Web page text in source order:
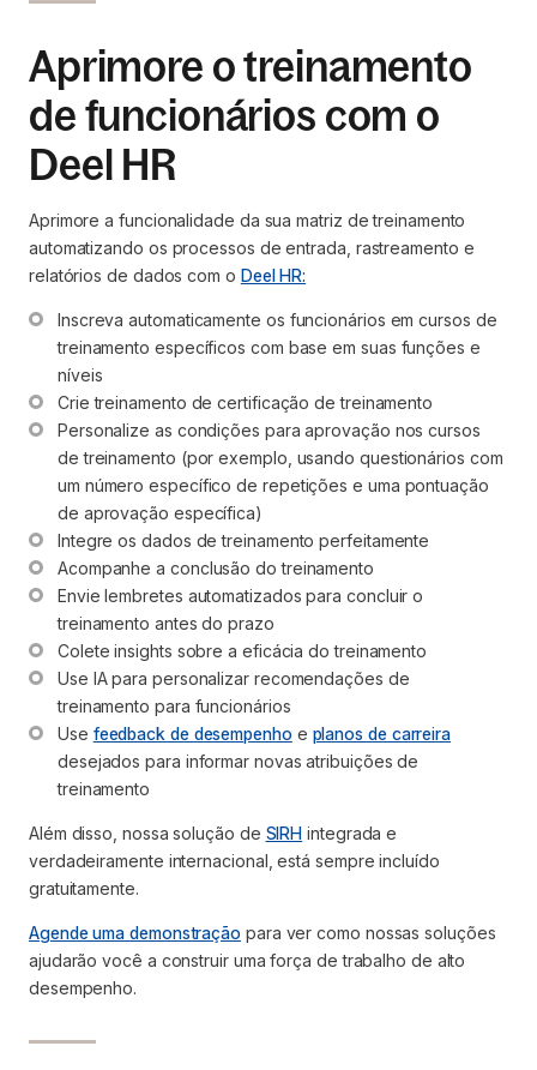
Aprimore o treinamento
de funcionários com o
Deel HR
Aprimore a funcionalidade da sua matriz de treinamento
automatizando os processos de entrada, rastreamento e
relatórios de dados com o Deel HR:
Inscreva automaticamente os funcionários em cursos de
treinamento específicos com base em suas funções e
níveis
Crie treinamento de certificação de treinamento
Personalize as condições para aprovação nos cursos
de treinamento (por exemplo, usando questionários com
um número específico de repetições e uma pontuação
de aprovação específica)
Integre os dados de treinamento perfeitamente
Acompanhe a conclusão do treinamento
Envie lembretes automatizados para concluir o
treinamento antes do prazo
Colete insights sobre a eficácia do treinamento
Use IA para personalizar recomendações de
treinamento para funcionários
Use feedback de desempenho e planos de carreira
desejados para informar novas atribuições de
treinamento
Além disso, nossa solução de SIRH integrada e
verdadeiramente internacional, está sempre incluído
gratuitamente.
Agende uma demonstração para ver como nossas soluções
ajudarão você a construir uma força de trabalho de alto
desempenho.